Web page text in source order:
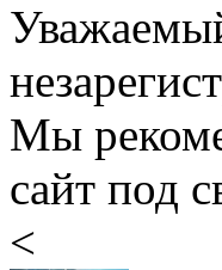
Мы
сайт под
<